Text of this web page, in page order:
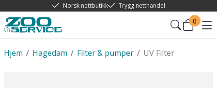
Norsk nettbutikk Trygg netthandel
0
/
Hjem /
Hagedam /
Filter & pumper UV Filter